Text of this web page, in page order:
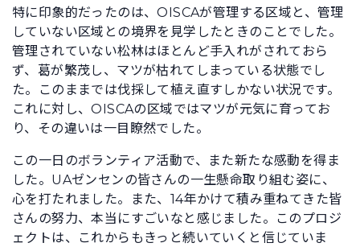
特に印象的だったのは、OISCAが管理する区域と、管理
していない区域との境界を見学したときのことでした。
管理されていない松林はほとんど手入れがされておら
ず、葛が繁茂し、マツが枯れてしまっている状態でし
た。このままでは伐採して植え直すしかない状況です。
これに対し、OISCAの区域ではマツが元気に育ってお
り、その違いは一目瞭然でした。
この一日のボランティア活動で、また新たな感動を得ま
した。UAゼンセンの皆さんの一生懸命取り組む姿に、
心を打たれました。また、14年かけて積み重ねてきた皆
さんの努力、本当にすごいなと感じました。このプロジ
ェクトは、これからもきっと続いていくと信じていま